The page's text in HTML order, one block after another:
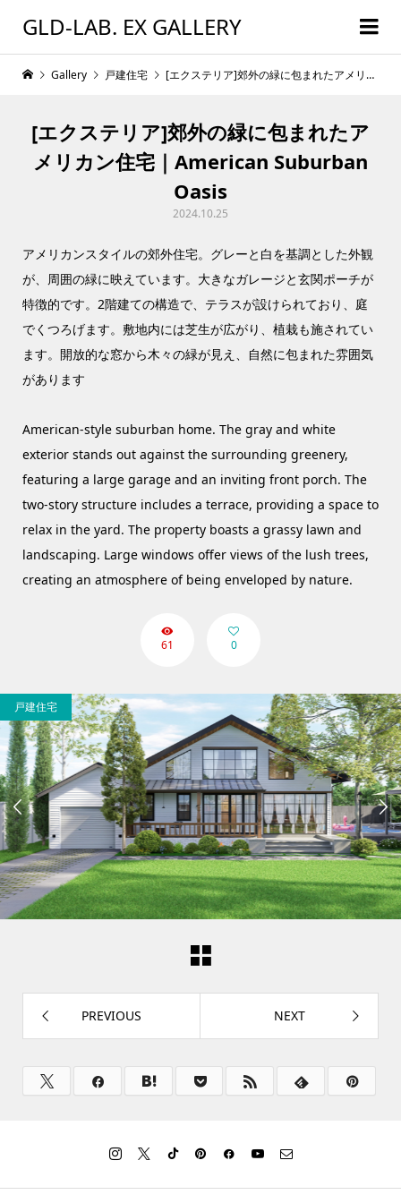
GLD-LAB. EX GALLERY
Gallery 戸建住宅 [エクステリア]郊外の緑に包まれたアメリカン住宅｜American Suburban Oasis
[エクステリア]郊外の緑に包まれたア
メリカン住宅｜American Suburban
Oasis
2024.10.25
アメリカンスタイルの郊外住宅。グレーと白を基調とした外観
が、周囲の緑に映えています。大きなガレージと玄関ポーチが
特徴的です。2階建ての構造で、テラスが設けられており、庭
でくつろげます。敷地内には芝生が広がり、植栽も施されてい
ます。開放的な窓から木々の緑が見え、自然に包まれた雰囲気
があります
American-style suburban home. The gray and white
exterior stands out against the surrounding greenery,
featuring a large garage and an inviting front porch. The
two-story structure includes a terrace, providing a space to
relax in the yard. The property boasts a grassy lawn and
landscaping. Large windows offer views of the lush trees,
creating an atmosphere of being enveloped by nature.
61 0

戸建住宅

PREVIOUS NEXT